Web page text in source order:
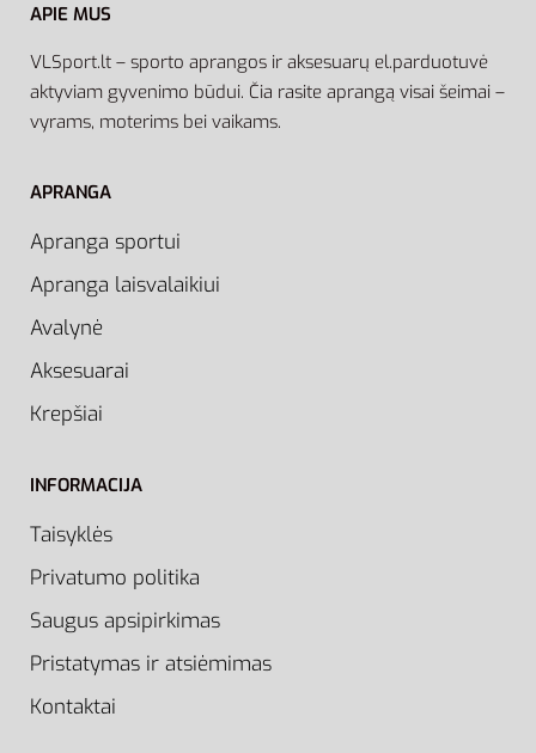
APIE MUS
VLSport.lt – sporto aprangos ir aksesuarų el.parduotuvė
aktyviam gyvenimo būdui. Čia rasite aprangą visai šeimai –
vyrams, moterims bei vaikams.
APRANGA
Apranga sportui
Apranga laisvalaikiui
Avalynė
Aksesuarai
Krepšiai
INFORMACIJA
Taisyklės
Privatumo politika
Saugus apsipirkimas
Pristatymas ir atsiėmimas
Kontaktai